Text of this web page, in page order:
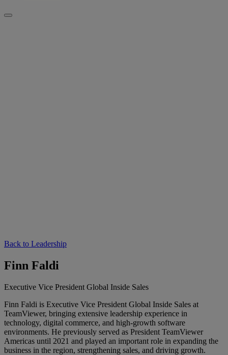
Back to Leadership
Finn Faldi
Executive Vice President Global Inside Sales
Finn Faldi is Executive Vice President Global Inside Sales at
TeamViewer, bringing extensive leadership experience in
technology, digital commerce, and high-growth software
environments. He previously served as President TeamViewer
Americas until 2021 and played an important role in expanding the
business in the region, strengthening sales, and driving growth.